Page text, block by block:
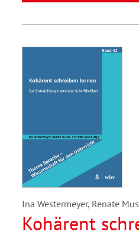
Ina Westermeyer, Renate
Kohärent